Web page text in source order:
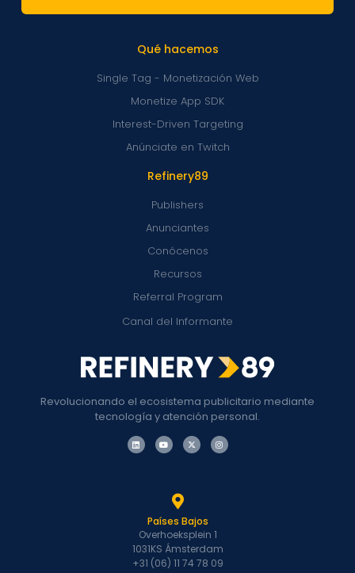
Revolucionando el ecosistema publicitario mediante
tecnología y atención personal.
Refinery89
Publishers
Anunciantes
Conócenos
Recursos
Referral Program
Canal del Informante
Qué hacemos
Single Tag - Monetización Web
Monetize App SDK
Interest-Driven Targeting
Anúnciate en Twitch
Países Bajos
Overhoeksplein 1
1031KS Ámsterdam
+31 (06) 11 74 78 09